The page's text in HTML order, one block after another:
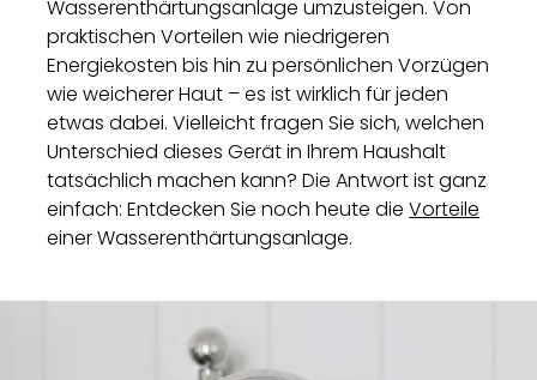
Wasserenthärtungsanlage umzusteigen. Von
praktischen Vorteilen wie niedrigeren
Energiekosten bis hin zu persönlichen Vorzügen
wie weicherer Haut – es ist wirklich für jeden
etwas dabei. Vielleicht fragen Sie sich, welchen
Unterschied dieses Gerät in Ihrem Haushalt
tatsächlich machen kann? Die Antwort ist ganz
einfach: Entdecken Sie noch heute dieVorteile
einer Wasserenthärtungsanlage.